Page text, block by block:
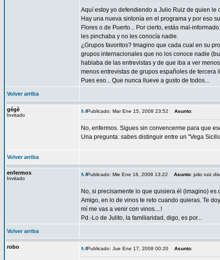
Aquí estoy yo defendiendo a Julio Ruiz de quien
Hay una nueva sintonía en el programa y por eso
Flores o de Puerto... Por cierto, estás mal-
les pinchaba y no les conocía nadie.
¿Grupos favoritos? Imagino que cada cual en su
grupos internacionales que no los conoce nadie
hablaba de las entrevistas y de que iba a ver
menos entrevistas de grupos españoles de tercera
Pues eso... Que nunca llueve a gusto de todos...
Volver arriba
gégè
Invitado
Publicado: Mar Ene 15, 2008 23:52 Asunto:
No, enfermos. Sigues sin convencerme para que
Una pregunta: sabes distinguir entre un "Vega
Volver arriba
enfermos
Invitado
Publicado: Mie Ene 16, 2008 13:22 Asunto: julio ruiz
No, si precisamente lo que quisiera él (imagino)
Amigo, en lo de vinos te reto cuando quieras. Te
mí me vas a venir con vinos....!
Pd.-Lo de Julito, la familiaridad, digo, es por...
Volver arriba
robo Publicado: Jue Ene 17, 2008 00:20 Asunto: